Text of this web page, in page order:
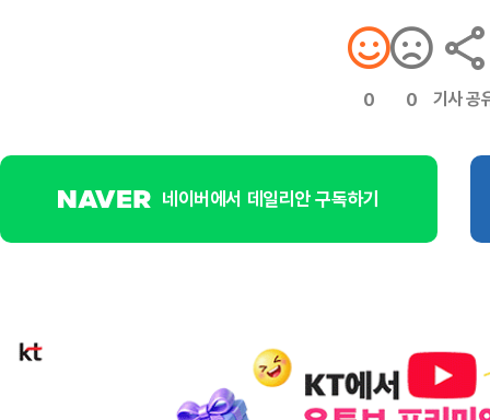
0 0 기사 공
네이버에서 데일리안 구독하기